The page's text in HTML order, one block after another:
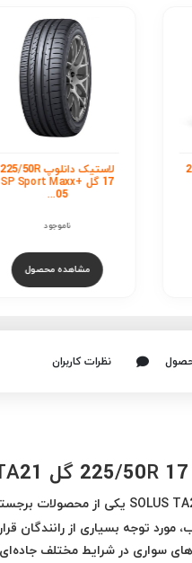
لاستیک دانلوپ 225/50R
17 گل +SP Sport Maxx
05...
مشاهده محصول
نظرات کاربران
مورد توجه بسیاری از
سواری در شرایط مختلف